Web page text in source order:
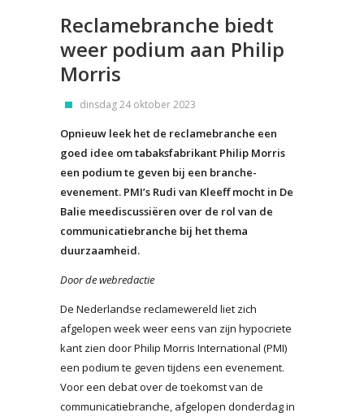
Reclamebranche biedt
weer podium aan Philip
Morris
dinsdag 24 oktober 2023
Opnieuw leek het de reclamebranche een
goed idee om tabaksfabrikant Philip Morris
een podium te geven bij een branche-
evenement. PMI’s Rudi van Kleeff mocht in De
Balie meediscussiëren over de rol van de
communicatiebranche bij het thema
duurzaamheid.
Door de webredactie
De Nederlandse reclamewereld liet zich
afgelopen week weer eens van zijn hypocriete
kant zien door Philip Morris International (PMI)
een podium te geven tijdens een evenement.
Voor een debat over de toekomst van de
communicatiebranche, afgelopen donderdag in